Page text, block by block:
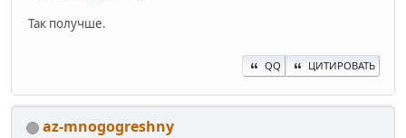
Так получше.
QQ ЦИТИРОВАТЬ
az-mnogogreshny